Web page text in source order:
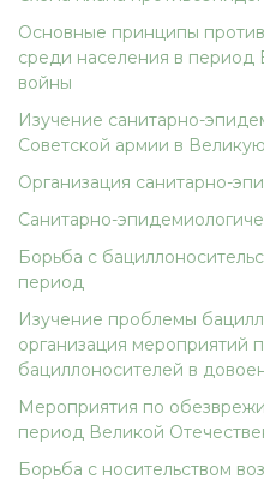
Основные принципы
среди населения в период
войны
Изучение санитарно-
Советской армии в
Организация санитарно-
Санитарно-
Борьба с
период
Изучение проблемы
организация мероприятий
бациллоносителей в
Мероприятия по
период Великой
Борьба с носительством